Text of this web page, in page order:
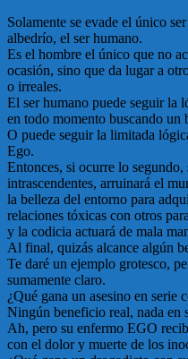
Solamente se evade el único
albedrío, el ser humano.
Es el hombre el único que no
ocasión, sino que da lugar a
o irreales.
El ser humano puede seguir la
en todo momento buscando un
O puede seguir la limitada
Ego.
Entonces, si ocurre lo segundo,
intrascendentes, arruinará el
la belleza del entorno para
relaciones tóxicas con otros
y la codicia actuará de mala
Al final, quizás alcance algún
Te daré un ejemplo grotesco,
sumamente claro.
¿Qué gana un asesino en serie
Ningún beneficio real, nada en
Ah, pero su enfermo EGO
con el dolor y muerte de los